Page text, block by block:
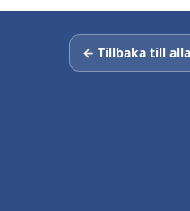
← Tillbaka till